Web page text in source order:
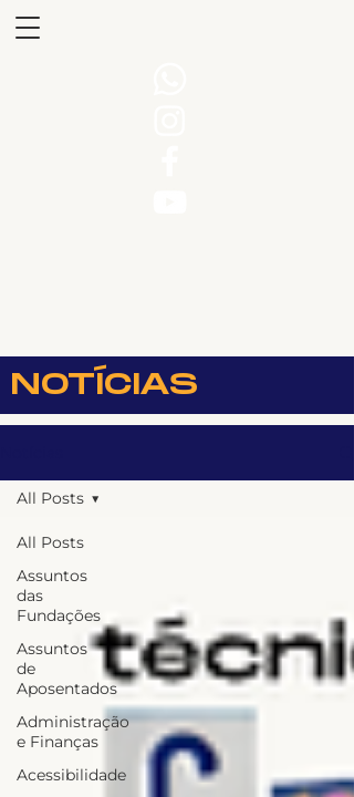
NOTÍCIAS
All Posts
Assuntos
das
Fundações
Assuntos
de
Aposentados
Administração
e Finanças
Acessibilidade
All Posts